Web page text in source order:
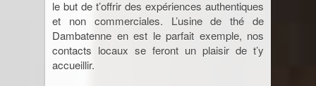
le but de t’offrir des expériences authentiques
et non commerciales. L’usine de thé de
Dambatenne en est le parfait exemple, nos
contacts locaux se feront un plaisir de t’y
accueillir.